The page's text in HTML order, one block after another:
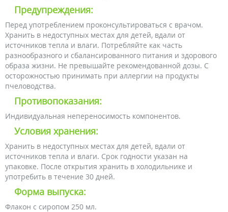
Предупреждения:
Перед употреблением проконсультироваться с врачом.
Хранить в недоступных местах для детей, вдали от
источников тепла и влаги. Потребляйте как часть
разнообразного и сбалансированного питания и здорового
образа жизни. Не превышайте рекомендованной дозы. С
осторожностью принимать при аллергии на продукты
пчеловодства.
Противопоказания:
Индивидуальная непереносимость компонентов.
Условия хранения:
Хранить в недоступных местах для детей, вдали от
источников тепла и влаги. Срок годности указан на
упаковке. После открытия хранить в холодильнике и
употребить в течение 30 дней.
Форма выпуска:
Флакон с сиропом 250 мл.